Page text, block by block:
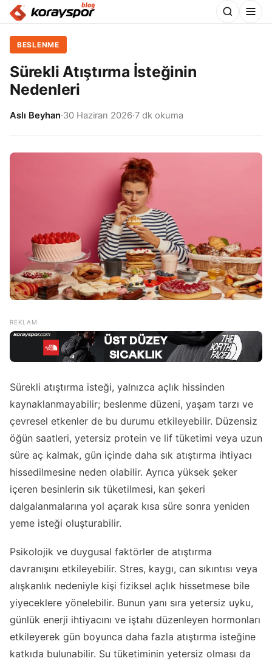
BESLENME
Sürekli Atıştırma İsteğinin
Nedenleri
Aslı Beyhan·30 Haziran 2026·7 dk okuma
Sürekli atıştırma isteği, yalnızca açlık hissinden
kaynaklanmayabilir; beslenme düzeni, yaşam tarzı ve
çevresel etkenler de bu durumu etkileyebilir. Düzensiz
öğün saatleri, yetersiz protein ve lif tüketimi veya uzun
süre aç kalmak, gün içinde daha sık atıştırma ihtiyacı
hissedilmesine neden olabilir. Ayrıca yüksek şeker
içeren besinlerin sık tüketilmesi, kan şekeri
dalgalanmalarına yol açarak kısa süre sonra yeniden
yeme isteği oluşturabilir.
Psikolojik ve duygusal faktörler de atıştırma
davranışını etkileyebilir. Stres, kaygı, can sıkıntısı veya
alışkanlık nedeniyle kişi fiziksel açlık hissetmese bile
yiyeceklere yönelebilir. Bunun yanı sıra yetersiz uyku,
günlük enerji ihtiyacını ve iştahı düzenleyen hormonları
etkileyerek gün boyunca daha fazla atıştırma isteğine
katkıda bulunabilir. Su tüketiminin yetersiz olması da